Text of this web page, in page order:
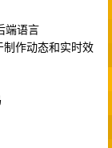
端语言
作动态和实时效